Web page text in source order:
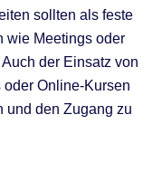
sollten als feste
wie Meetings oder
der Einsatz von
Online-Kursen
und den Zugang zu